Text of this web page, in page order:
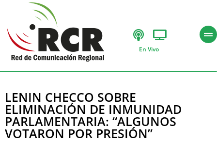
En Vivo
LENIN CHECCO SOBRE
ELIMINACIÓN DE INMUNIDAD
PARLAMENTARIA: “ALGUNOS
VOTARON POR PRESIÓN”